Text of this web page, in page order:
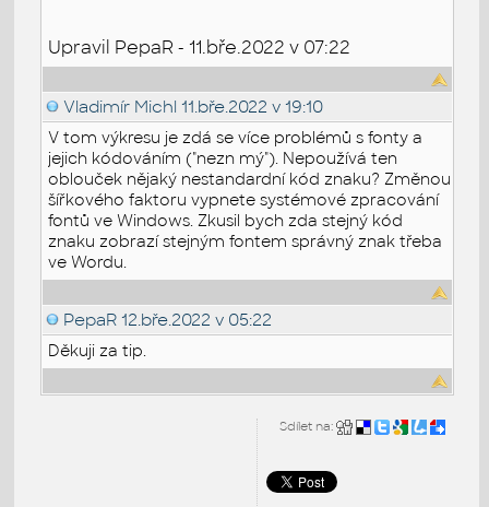
Upravil PepaR - 11.bře.2022 v 07:22
Vladimír Michl 11.bře.2022 v 19:10
V tom výkresu je zdá se více problémů s fonty a
jejich kódováním ("nezn mý"). Nepoužívá ten
oblouček nějaký nestandardní kód znaku? Změnou
šířkového faktoru vypnete systémové zpracování
fontů ve Windows. Zkusil bych zda stejný kód
znaku zobrazí stejným fontem správný znak třeba
ve Wordu.
PepaR 12.bře.2022 v 05:22
Děkuji za tip.
Sdílet na: